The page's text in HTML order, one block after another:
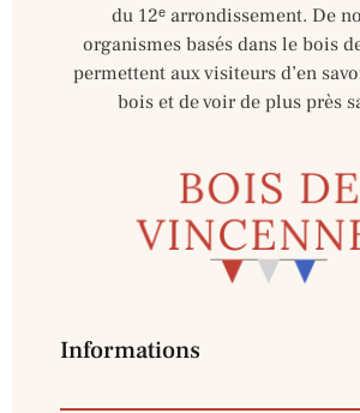
du 12ᵉ arrondissement. De
organismes basés dans le bois
permettent aux visiteurs d’en
bois et de voir de plus près
Informations